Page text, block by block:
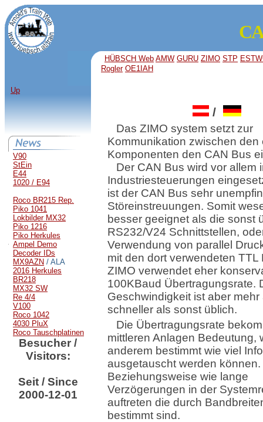
HÜBSCH Web AMW GURU ZIMO STP
Rogler OE1IAH
Up
V90
StEin
E44
1020 / E94
Roco BR215 Rep.
Piko 1041
Lokbilder MX32
Piko 1216
Piko Herkules
Ampel Demo
Decoder IDs
MX9AZN / ALA
2016 Herkules
BR218
MX32 SW
Re 4/4
V100
Roco 1042
4030 PluX
Roco Tauschplatinen
Besucher /
Visitors:
Seit / Since
2000-12-01
/
Das ZIMO system setzt zur
Kommunikation zwischen den
Komponenten den CAN Bus
Der CAN Bus wird vor allem
Industriesteuerungen
ist der CAN Bus sehr
Störeinstreuungen. Somit
besser geeignet als die sonst
RS232/V24 Schnittstellen,
Verwendung von parallel
mit den dort verwendeten TTL
ZIMO verwendet eher
100KBaud Übertragungsrate.
Geschwindigkeit ist aber mehr
schneller als sonst üblich.
Die Übertragungsrate
mittleren Anlagen Bedeutung,
anderem bestimmt wie viel
ausgetauscht werden können.
Beziehungsweise wie lange
Verzögerungen in der
auftreten die durch
bestimmt sind.